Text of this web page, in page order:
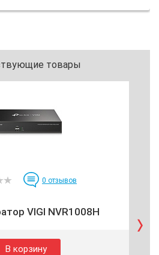
товары
0 отзывов
VIGI NVR1008H
В корзину